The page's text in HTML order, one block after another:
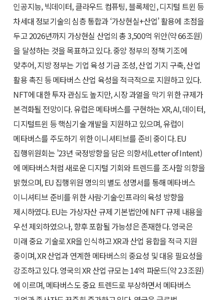
인공지능, 빅데이터, 클라우드 컴퓨팅, 블록체인, 디지털 트윈 등
차세대 정보기술의 심층 통합과 ‘가상현실+산업’ 활용에 초점을
두고 2026년까지 가상현실 산업의 총 3,500억 위안(약 66조원)
을 달성하는 것을 목표하고 있다. 중앙 정부의 정책 기조에
맞추어, 지방 정부는 기업 육성 기금 조성, 산업 기지 구축, 산업
활용 촉진 등 메타버스 산업 육성을 적극적으로 지원하고 있다.
NFT에 대한 투자 관심도 높지만, 시장 과열을 막기 위한 규제가
본격화될 전망이다. 유럽은 메타버스를 구현하는 XR, AI, 데이터,
디지털트윈 등 핵심기술 개발을 지원하고 있으며, 유럽이
메타버스를 주도하기 위한 이니셔티브를 준비 중이다. EU
집행위원회는 ’23년 국정방향을 담은 의향서(Letter of Intent)
에 메타버스처럼 새로운 디지털 기회와 트렌드를 조사할 의향을
밝혔으며, EU 집행위원 명의의 별도 성명서를 통해 메타버스
이니셔티브 준비를 위한 사람·기술·인프라의 육성 방향을
제시하였다. EU는 가상자산 규제 기본법안에 NFT 규제 내용을
우선 제외하였으나, 향후 포함될 가능성은 존재한다. 영국은
미래 중요 기술로 XR을 인식하고 XR과 산업 융합을 적극 지원
중이며, XR 산업과 연계한 메타버스의 중요성 및 대응 필요성을
강조하고 있다. 영국의 XR 산업 규모는 14억 파운드(약 2.3조원)
에 이르며, 메타버스도 중요 트렌드로 부상하면서 메타버스